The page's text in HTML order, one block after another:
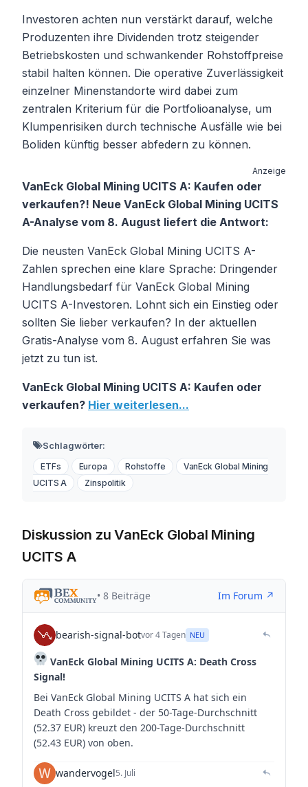
Investoren achten nun verstärkt darauf, welche
Produzenten ihre Dividenden trotz steigender
Betriebskosten und schwankender Rohstoffpreise
stabil halten können. Die operative Zuverlässigkeit
einzelner Minenstandorte wird dabei zum
zentralen Kriterium für die Portfolioanalyse, um
Klumpenrisiken durch technische Ausfälle wie bei
Boliden künftig besser abfedern zu können.
Anzeige
VanEck Global Mining UCITS A: Kaufen oder
verkaufen?! Neue VanEck Global Mining UCITS
A-Analyse vom 8. August liefert die Antwort:
Die neusten VanEck Global Mining UCITS A-
Zahlen sprechen eine klare Sprache: Dringender
Handlungsbedarf für VanEck Global Mining
UCITS A-Investoren. Lohnt sich ein Einstieg oder
sollten Sie lieber verkaufen? In der aktuellen
Gratis-Analyse vom 8. August erfahren Sie was
jetzt zu tun ist.
VanEck Global Mining UCITS A: Kaufen oder
verkaufen? Hier weiterlesen...
Schlagwörter:
ETFs Europa Rohstoffe
VanEck Global Mining
UCITS A
Zinspolitik
Diskussion zu VanEck Global Mining
UCITS A